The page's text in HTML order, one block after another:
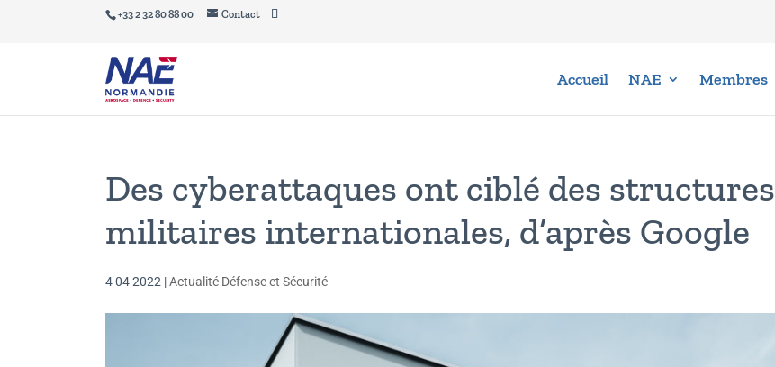
+33 2 32 80 88 00 Contact
Accueil NAE Membres
Des cyberattaques ont ciblé des structures
militaires internationales, d’après Google
4 04 2022 |Actualité Défense et Sécurité